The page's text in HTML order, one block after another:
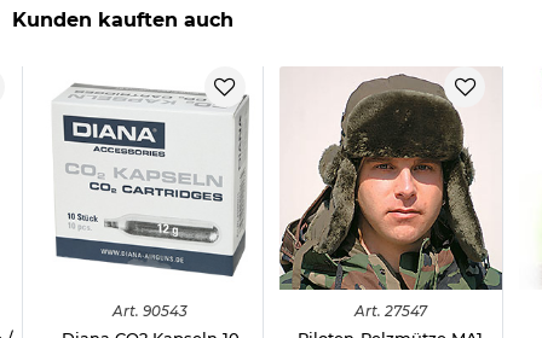
Kunden kauften auch
Art. 90543 Art. 27547